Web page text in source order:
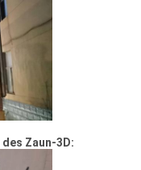
des Zaun-3D: